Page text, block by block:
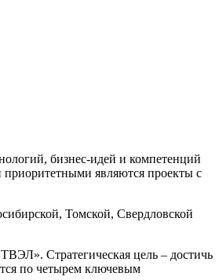
бизнес-идей и компетенций
являются проекты с
Томской, Свердловской
Стратегическая цель – достичь
по четырем ключевым